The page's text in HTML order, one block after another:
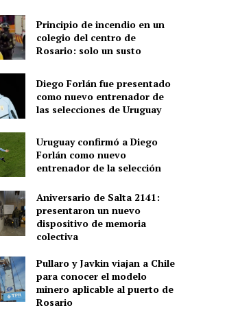
Principio de incendio en un
colegio del centro de
Rosario: solo un susto
Diego Forlán fue presentado
como nuevo entrenador de
las selecciones de Uruguay
Uruguay confirmó a Diego
Forlán como nuevo
entrenador de la selección
Aniversario de Salta 2141:
presentaron un nuevo
dispositivo de memoria
colectiva
Pullaro y Javkin viajan a Chile
para conocer el modelo
minero aplicable al puerto de
Rosario